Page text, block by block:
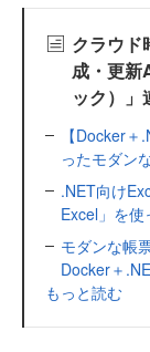
クラウド
成・更
ック）」
【Docker
ったモダン
.NET向け
Excel」を使
モダンな帳
Docker＋
もっと読む